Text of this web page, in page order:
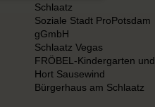
Schlaatz
Soziale Stadt ProPotsdam
gGmbH
Schlaatz Vegas
FRÖBEL-Kindergarten und
Hort Sausewind
Bürgerhaus am Schlaatz